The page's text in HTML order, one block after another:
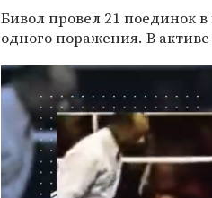
Бивол провел 21 поединок
одного поражения. В